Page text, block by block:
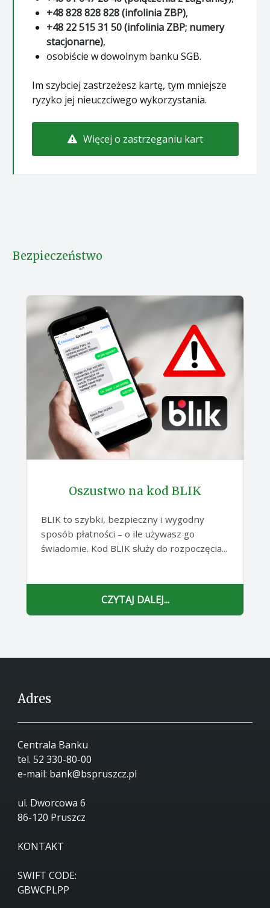
+48 828 828 828 (infolinia ZBP),
+48 22 515 31 50 (infolinia ZBP; numery
stacjonarne),
osobiście w dowolnym banku SGB.
Im szybciej zastrzeżesz kartę, tym mniejsze
ryzyko jej nieuczciwego wykorzystania.
Więcej o zastrzeganiu kart
Bezpieczeństwo
Oszustwo na kod BLIK
BLIK to szybki, bezpieczny i wygodny
sposób płatności – o ile używasz go
świadomie. Kod BLIK służy do rozpoczęcia...
CZYTAJ DALEJ...
Adres
Centrala Banku
tel. 52 330-80-00
e-mail: bank@bspruszcz.pl
ul. Dworcowa 6
86-120 Pruszcz
KONTAKT
SWIFT CODE:
GBWCPLPP